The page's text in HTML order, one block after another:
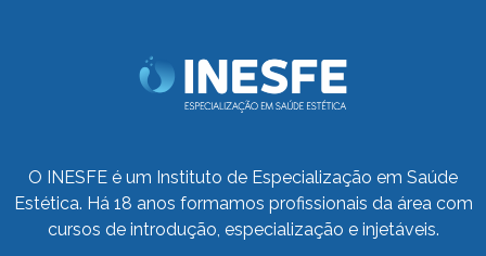
O INESFE é um Instituto de Especialização em Saúde
Estética. Há 18 anos formamos profissionais da área com
cursos de introdução, especialização e injetáveis.